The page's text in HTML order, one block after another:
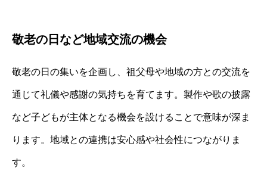
敬老の日など地域交流の機会
敬老の日の集いを企画し、祖父母や地域の方との交流を
通じて礼儀や感謝の気持ちを育てます。製作や歌の披露
など子どもが主体となる機会を設けることで意味が深ま
ります。地域との連携は安心感や社会性につながりま
す。